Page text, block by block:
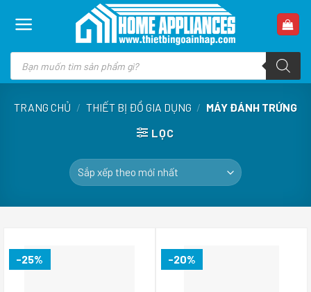
Tìm
kiếm
phẩm
TRANG CHỦ / THIẾT BỊ ĐỒ GIA DỤNG / MÁY ĐÁNH TRỨNG
LỌC
-25% -20%